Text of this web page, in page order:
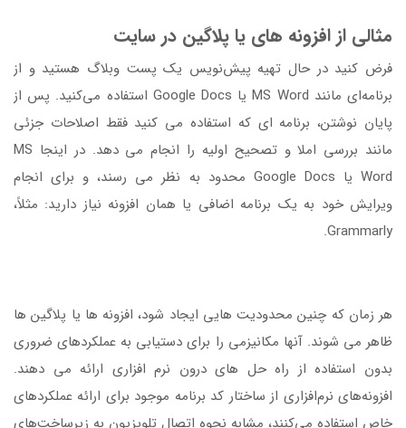
مثالی از افزونه های یا پلاگین در سایت
فرض کنید در حال تهیه پیش‌نویس یک پست وبلاگ هستید و از
برنامه‌ای مانند MS Word یا Google Docs استفاده می‌کنید. پس از
پایان نوشتن، برنامه ای که استفاده می کنید فقط اصلاحات جزئی
مانند بررسی املا و تصحیح اولیه را انجام می دهد. در اینجا MS
Word یا Google Docs محدود به نظر می رسند، و برای انجام
ویرایش خود به یک برنامه اضافی یا همان افزونه نیاز دارید: مثلاً،
Grammarly.
هر زمان که چنین محدودیت هایی ایجاد شود، افزونه ها یا پلاگین ها
ظاهر می شوند. آنها مکانیزمی را برای دستیابی به عملکردهای ضروری
بدون استفاده از راه حل های درون نرم افزاری ارائه می دهند.
افزونه‌های نرم‌افزاری از ساختار کد برنامه موجود برای ارائه عملکردهای
خاص استفاده می‌کنند، مشابه نحوه اتصال تلویزیون به زیرساخت‌های